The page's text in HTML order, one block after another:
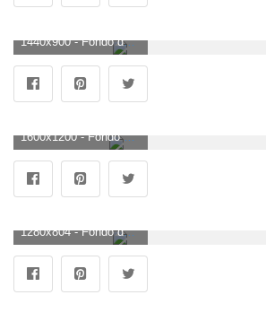
1440x900 - Fondo de pantalla de 1440x900. Fondo de pantalla de lagos.
1600x1200 - Fondo de pantalla de 1600x1200. Imágen de lagos.
1280x804 - Fondo de pantalla de 1280x804. Fondo para computadora de lagos.